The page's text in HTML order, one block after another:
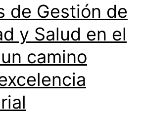
de Gestión de
y Salud en el
camino